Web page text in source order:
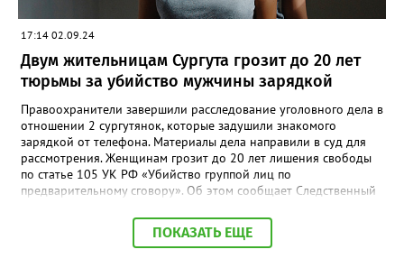
17:14 02.09.24
Двум жительницам Сургута грозит до 20 лет
тюрьмы за убийство мужчины зарядкой
Правоохранители завершили расследование уголовного дела в
отношении 2 сургутянок, которые задушили знакомого
зарядкой от телефона. Материалы дела направили в суд для
рассмотрения. Женщинам грозит до 20 лет лишения свободы
по статье 105 УК РФ «Убийство группой лиц по
предварительному сговору». Об этом сообщает Следственный
2024 года. По версии следствия, женщины находились в
квартире потерпевшего и употребляли спиртные напитки и
ПОКАЗАТЬ ЕЩЕ